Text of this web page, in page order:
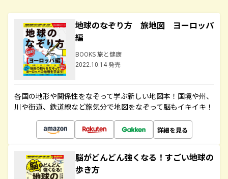
地球のなぞり方 旅地図 ヨーロッパ
編
BOOKS 旅と健康
2022.10.14 発売
各国の地形や関係性をなぞって学ぶ新しい地図本！国境や州、
川や街道、鉄道線など旅気分で地図をなぞって脳もイキイキ！
詳細を見る
脳がどんどん強くなる！すごい地球の
歩き方